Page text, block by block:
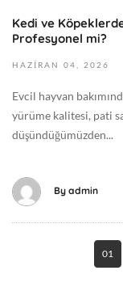
e
e
2
0
2
-
0
6
0
4
T
Kedi ve
Profesyonel mi?
HAZIRAN 04, 2026
Evcil hayvan
yürüme kalitesi, pati
düşündüğümüzden...
By admin
Posts 01